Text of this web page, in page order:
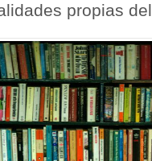
propias